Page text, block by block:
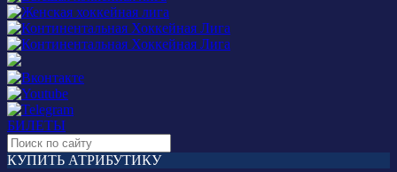
БИЛЕТЫ
КУПИТЬ АТРИБУТИКУ